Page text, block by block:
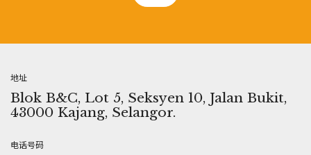
地址
Blok B&C, Lot 5, Seksyen 10, Jalan Bukit,
43000 Kajang, Selangor.
电话号码